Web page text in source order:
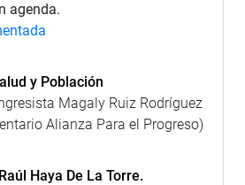
agenda.
y Población
Magaly Ruiz Rodríguez
Alianza Para el Progreso)
Haya De La Torre.